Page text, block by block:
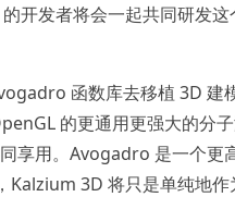
开发者将会一起共同研发这
函数库去移植 3D 建
的更通用更强大的分
享用。Avogadro 是一个更
Kalzium 3D 将只是单纯地作